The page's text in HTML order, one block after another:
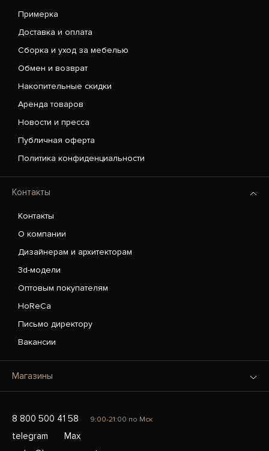
Примерка
Доставка и оплата
Сборка и уход за мебелью
Обмен и возврат
Накопительные скидки
Аренда товаров
Новости и пресса
Публичная оферта
Политика конфиденциальности
Контакты
Контакты
О компании
Дизайнерам и архитекторам
3d-модели
Оптовым покупателям
HoReCa
Письмо директору
Вакансии
Магазины
8 800 500 41 58 9:00-21:00 по Мск
telegram
Max